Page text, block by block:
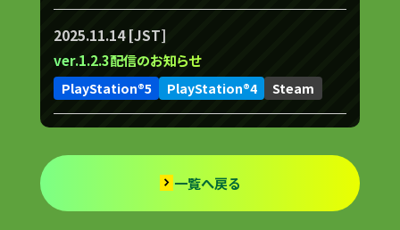
2025.11.14 [JST]
ver.1.2.3配信のお知らせ
PlayStation®5 PlayStation®4 Steam
一覧へ戻る